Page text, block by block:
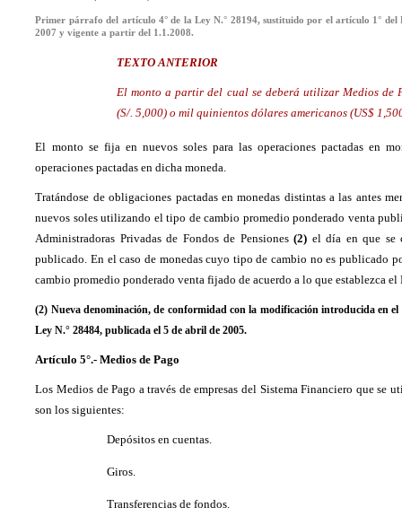
Primer párrafo del artículo 4° de la Ley N.° 28194, sustituido por el artículo 1° del
2007 y vigente a partir del 1.1.2008.
TEXTO ANTERIOR
El monto a partir del cual se deberá utilizar Medios de
(S/. 5,000) o mil quinientos dólares americanos (US$
El monto se fija en nuevos soles para las operaciones pactadas en
operaciones pactadas en dicha moneda.
Tratándose de obligaciones pactadas en monedas distintas a las antes
nuevos soles utilizando el tipo de cambio promedio ponderado venta
Administradoras Privadas de Fondos de Pensiones(2) el día en que se
publicado. En el caso de monedas cuyo tipo de cambio no es publicado
cambio promedio ponderado venta fijado de acuerdo a lo que establezca el
(2) Nueva denominación, de conformidad con la modificación introducida en
Ley N.° 28484, publicada el 5 de abril de 2005.
Artículo 5°.- Medios de Pago
Los Medios de Pago a través de empresas del Sistema Financiero que se
son los siguientes:
Depósitos en cuentas.
Giros.
Transferencias de fondos.